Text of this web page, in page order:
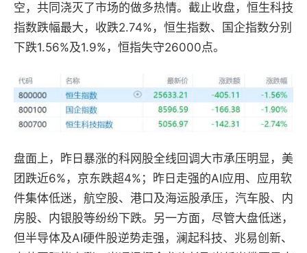
空，共同浇灭了市场的做多热情。截止收盘，恒生科技
指数跌幅最大，收跌2.74%，恒生指数、国企指数分别
下跌1.56%及1.9%，恒指失守26000点。
盘面上，昨日暴涨的科网股全线回调大市承压明显，美
团跌近6%，京东跌超4%；昨日走强的AI应用、应用软
件集体低迷，航空股、港口及海运股承压，汽车股、内
房股、内银股等纷纷下跌。另一方面，尽管大盘低迷，
但半导体及AI硬件股逆势走强，澜起科技、兆易创新、